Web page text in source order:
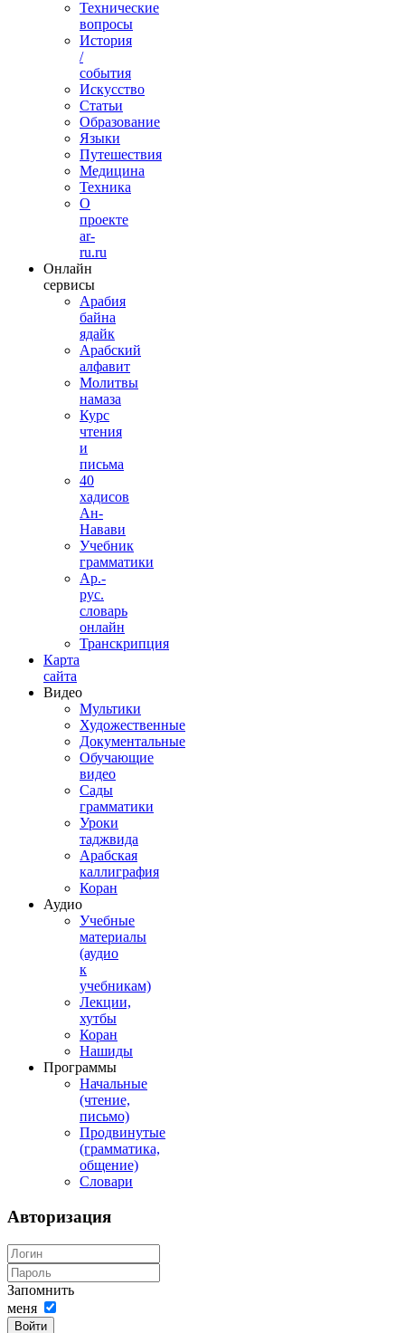
Технические
вопросы
История
/
события
Искусство
Статьи
Образование
Языки
Путешествия
Медицина
Техника
О
проекте
ar-
ru.ru
Онлайн
сервисы
Арабия
байна
ядайк
Арабский
алфавит
Молитвы
намаза
Курс
чтения
и
письма
40
хадисов
Ан-
Навави
Учебник
грамматики
Ар.-
рус.
словарь
онлайн
Транскрипция
Карта
сайта
Видео
Мультики
Художественные
Документальные
Обучающие
видео
Сады
грамматики
Уроки
таджвида
Арабская
каллиграфия
Коран
Аудио
Учебные
материалы
(аудио
к
учебникам)
Лекции,
хутбы
Коран
Нашиды
Программы
Начальные
(чтение,
письмо)
Продвинутые
(грамматика,
общение)
Словари
Авторизация
Запомнить
меня
Войти